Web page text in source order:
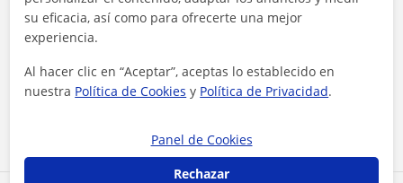
★★★★★84 valoraciones
Ver perfil
su eficacia, así como para ofrecerte una mejor
experiencia.
Al hacer clic en “Aceptar”, aceptas lo establecido en
nuestra Política de Cookies y Política de Privacidad.
Panel de Cookies
Rechazar